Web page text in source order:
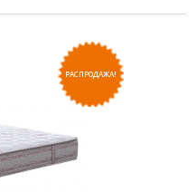
РАСПРОДАЖА!